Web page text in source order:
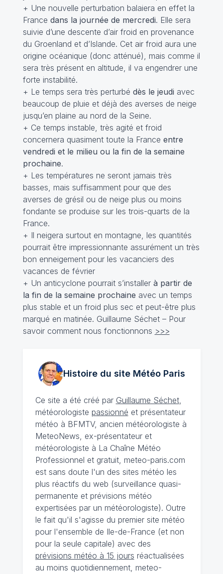
+ Une nouvelle perturbation balaiera en effet la
France dans la journée de mercredi. Elle sera
suivie d’une descente d’air froid en provenance
du Groenland et d’Islande. Cet air froid aura une
origine océanique (donc atténué), mais comme il
sera très présent en altitude, il va engendrer une
forte instabilité.
+ Le temps sera très perturbé dès le jeudi avec
beaucoup de pluie et déjà des averses de neige
jusqu’en plaine au nord de la Seine.
+ Ce temps instable, très agité et froid
concernera quasiment toute la France entre
vendredi et le milieu ou la fin de la semaine
prochaine.
+ Les températures ne seront jamais très
basses, mais suffisamment pour que des
averses de grésil ou de neige plus ou moins
fondante se produise sur les trois-quarts de la
France.
+ Il neigera surtout en montagne, les quantités
pourrait être impressionnante assurément un très
bon enneigement pour les vacanciers des
vacances de février
+ Un anticyclone pourrait s’installer à partir de
la fin de la semaine prochaine avec un temps
plus stable et un froid plus sec et peut-être plus
marqué en matinée. Guillaume Séchet – Pour
savoir comment nous fonctionnons >>>
Histoire du site MétéoParis
Ce site a été créé par Guillaume Séchet,
météorologiste passionné et présentateur
météo à BFMTV, ancien météorologiste à
MeteoNews, ex-présentateur et
météorologiste à La Chaîne Météo
Professionnel et gratuit, meteo-paris.com
est sans doute l'un des sites météo les
plus réactifs du web (surveillance quasi-
permanente et prévisions météo
expertisées par un météorologiste). Outre
le fait qu'il s'agisse du premier site météo
pour l'ensemble de Ile-de-France (et non
pour la seule capitale) avec des
prévisions météo à 15 jours réactualisées
au moins quotidiennement, meteo-